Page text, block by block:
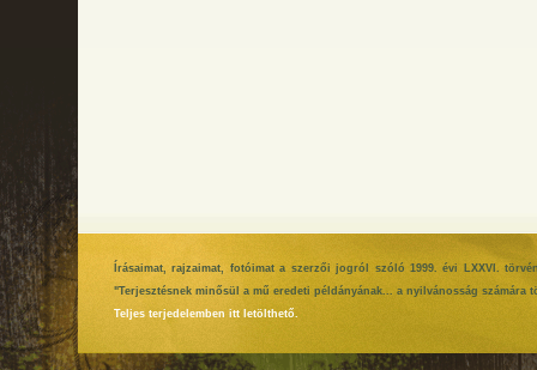
Írásaimat, rajzaimat, fotóimat a szerzői jogról szóló 1999. évi LXXVI.
"Terjesztésnek minősül a mű eredeti példányának... a nyilvánosság
Teljes terjedelemben itt letölthető.